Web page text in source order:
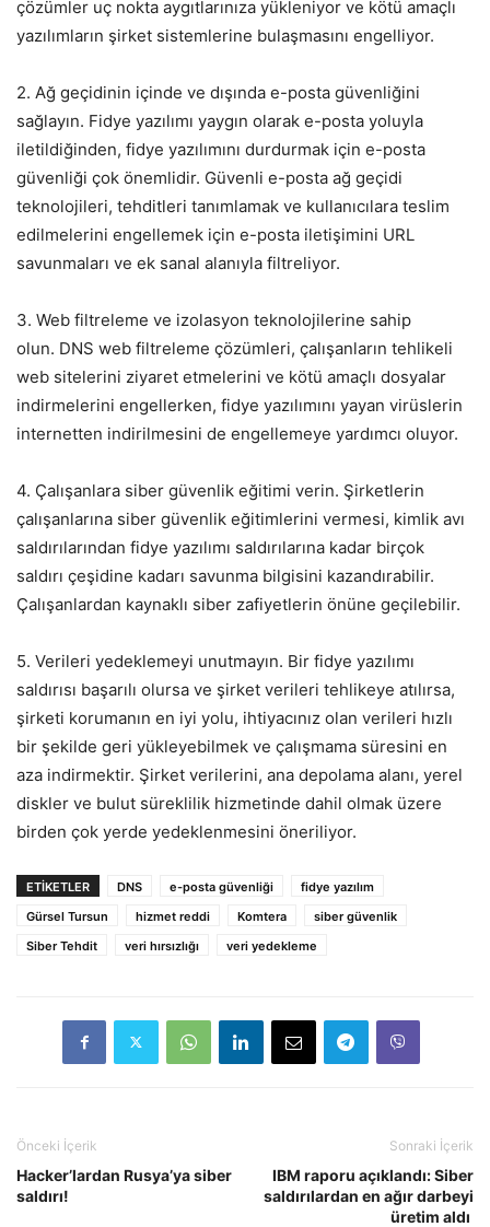
çözümler uç nokta aygıtlarınıza yükleniyor ve kötü amaçlı
yazılımların şirket sistemlerine bulaşmasını engelliyor.
2. Ağ geçidinin içinde ve dışında e-posta güvenliğini
sağlayın. Fidye yazılımı yaygın olarak e-posta yoluyla
iletildiğinden, fidye yazılımını durdurmak için e-posta
güvenliği çok önemlidir. Güvenli e-posta ağ geçidi
teknolojileri, tehditleri tanımlamak ve kullanıcılara teslim
edilmelerini engellemek için e-posta iletişimini URL
savunmaları ve ek sanal alanıyla filtreliyor.
3. Web filtreleme ve izolasyon teknolojilerine sahip
olun. DNS web filtreleme çözümleri, çalışanların tehlikeli
web sitelerini ziyaret etmelerini ve kötü amaçlı dosyalar
indirmelerini engellerken, fidye yazılımını yayan virüslerin
internetten indirilmesini de engellemeye yardımcı oluyor.
4. Çalışanlara siber güvenlik eğitimi verin. Şirketlerin
çalışanlarına siber güvenlik eğitimlerini vermesi, kimlik avı
saldırılarından fidye yazılımı saldırılarına kadar birçok
saldırı çeşidine kadarı savunma bilgisini kazandırabilir.
Çalışanlardan kaynaklı siber zafiyetlerin önüne geçilebilir.
5. Verileri yedeklemeyi unutmayın. Bir fidye yazılımı
saldırısı başarılı olursa ve şirket verileri tehlikeye atılırsa,
şirketi korumanın en iyi yolu, ihtiyacınız olan verileri hızlı
bir şekilde geri yükleyebilmek ve çalışmama süresini en
aza indirmektir. Şirket verilerini, ana depolama alanı, yerel
diskler ve bulut süreklilik hizmetinde dahil olmak üzere
birden çok yerde yedeklenmesini öneriliyor.
ETIKETLER DNS e-posta güvenliği
fidye yazılım
Gürsel Tursun
hizmet reddi Komtera
siber güvenlik
Siber Tehdit
veri hırsızlığı veri yedekleme
Önceki İçerik
Hacker’lardan Rusya’ya siber
saldırı!
Sonraki İçerik
IBM raporu açıklandı: Siber
saldırılardan en ağır darbeyi
üretim aldı